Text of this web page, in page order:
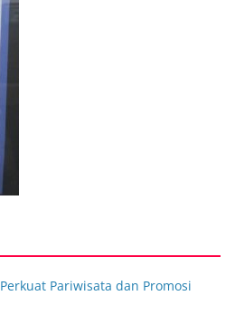
Pariwisata dan Promosi